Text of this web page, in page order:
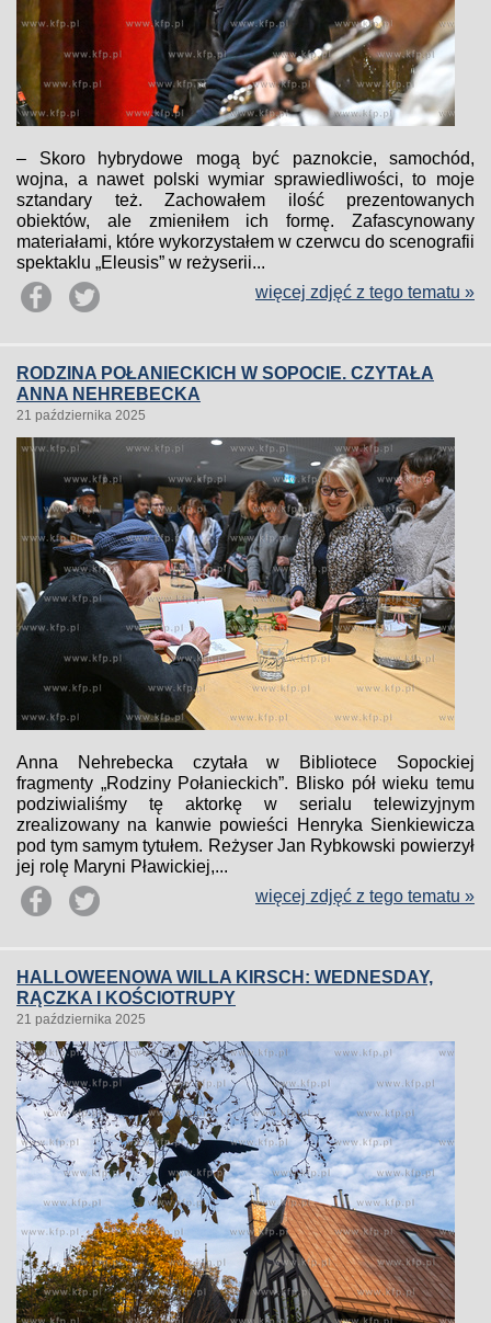
– Skoro hybrydowe mogą być paznokcie, samochód,
wojna, a nawet polski wymiar sprawiedliwości, to moje
sztandary też. Zachowałem ilość prezentowanych
obiektów, ale zmieniłem ich formę. Zafascynowany
materiałami, które wykorzystałem w czerwcu do scenografii
spektaklu „Eleusis” w reżyserii...
więcej zdjęć z tego tematu »
RODZINA POŁANIECKICH W SOPOCIE. CZYTAŁA
ANNA NEHREBECKA
21 października 2025
Anna Nehrebecka czytała w Bibliotece Sopockiej
fragmenty „Rodziny Połanieckich”. Blisko pół wieku temu
podziwialiśmy tę aktorkę w serialu telewizyjnym
zrealizowany na kanwie powieści Henryka Sienkiewicza
pod tym samym tytułem. Reżyser Jan Rybkowski powierzył
jej rolę Maryni Pławickiej,...
więcej zdjęć z tego tematu »
HALLOWEENOWA WILLA KIRSCH: WEDNESDAY,
RĄCZKA I KOŚCIOTRUPY
21 października 2025